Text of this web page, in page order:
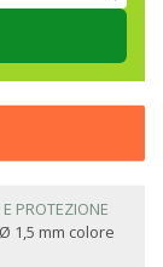
PROTEZIONE
1,5 mm colore